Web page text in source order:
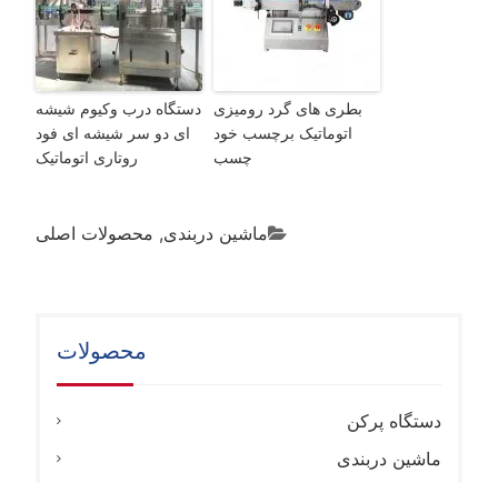
بطری های گرد رومیزی
اتوماتیک برچسب خود
چسب
دستگاه درب وکیوم شیشه
ای دو سر شیشه ای فود
روتاری اتوماتیک
ماشین دربندی, محصولات اصلی
محصولات
دستگاه پرکن
ماشین دربندی